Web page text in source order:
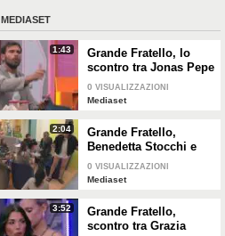
MEDIASET
1:43
Grande Fratello, lo
scontro tra Jonas Pepe
e Domenico D'Alterio
0 VISUALIZZAZIONI
Mediaset
2:04
Grande Fratello,
Benedetta Stocchi e
Francesca Carrara:
discussione in camera
0 VISUALIZZAZIONI
Mediaset
3:52
Grande Fratello,
scontro tra Grazia